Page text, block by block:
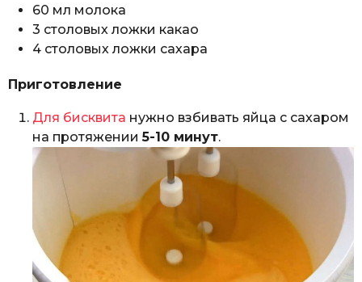
60 мл молока
3 столовых ложки какао
4 столовых ложки сахара
Приготовление
Для бисквита нужно взбивать яйца с сахаром
на протяжении5-10 минут.